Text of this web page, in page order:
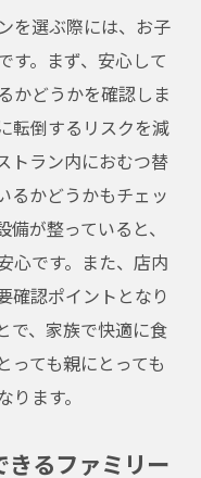
を選ぶ際には、お子
す。まず、安心して
かどうかを確認しま
転倒するリスクを減
トラン内におむつ替
るかどうかもチェッ
が整っていると、
心です。また、店内
確認ポイントとなり
で、家族で快適に食
っても親にとっても
ます。
るファミリー